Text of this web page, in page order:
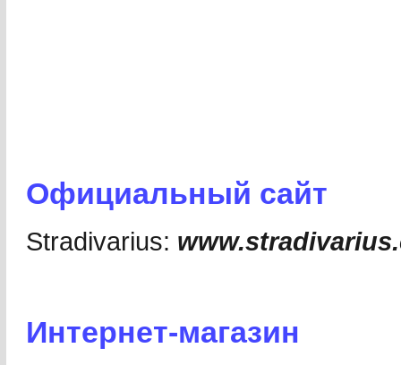
Официальный cайт
Stradivarius:
Интернет-магазин